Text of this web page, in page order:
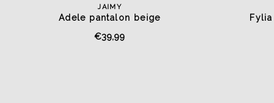
JAIMY
Adele pantalon beige
€39,99